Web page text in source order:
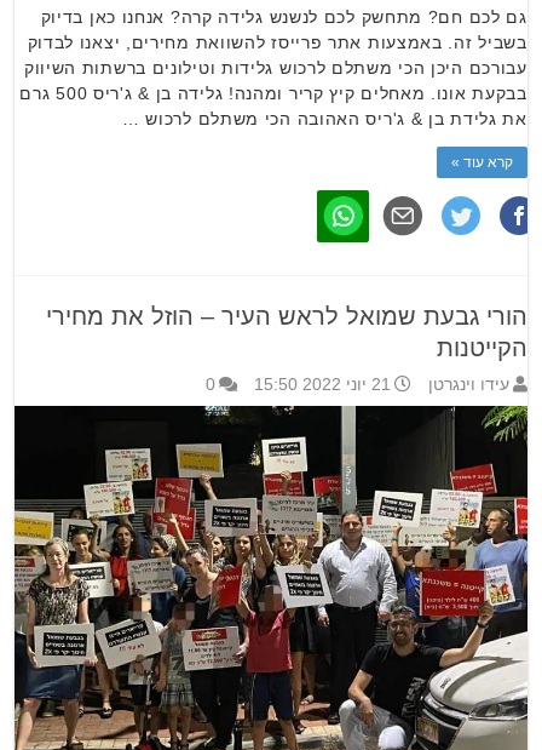
גם לכם חם? מתחשק לכם לנשנש גלידה קרה? אנחנו כאן בדיוק
בשביל זה. באמצעות אתר פרייסז להשוואת מחירים, יצאנו לבדוק
עבורכם היכן הכי משתלם לרכוש גלידות וטילונים ברשתות השיווק
בבקעת אונו. מאחלים קיץ קריר ומהנה! גלידה בן & ג'ריס 500 גרם
את גלידת בן & ג'ריס האהובה הכי משתלם לרכוש …
קרא עוד »
הורי גבעת שמואל לראש העיר – הוזל את מחירי
הקייטנות
עידו וינגרטן 21 יוני 2022 15:50 0